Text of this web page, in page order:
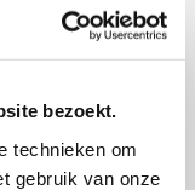
bezoekt.
technieken om
gebruik van onze
€1.000